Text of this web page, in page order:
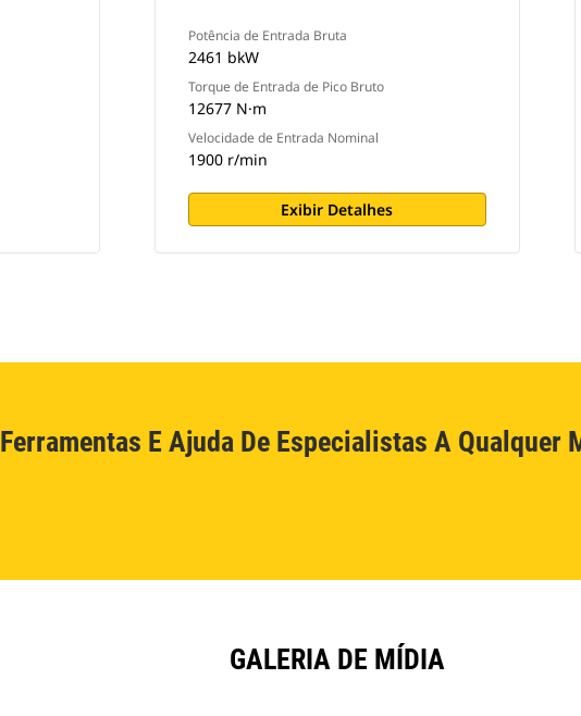
Potência de Entrada Bruta
2461 bkW
Torque de Entrada de Pico Bruto
12677 N·m
Velocidade de Entrada Nominal
1900 r/min
Exibir Detalhes
Ferramentas E Ajuda De Especialistas A Qualquer
GALERIA DE MÍDIA